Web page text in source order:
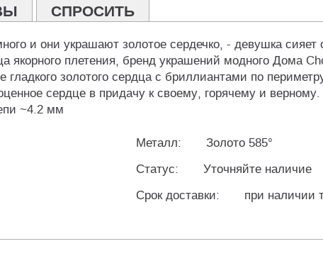
СПРОСИТЬ
и они украшают золотое сердечко, - девушка
якорного плетения, бренд украшений модного Дома
гладкого золотого сердца с бриллиантами по
сердце в придачу к своему, горячему и верному.
~4.2 мм
Металл:
Золото 585°
Статус:
Уточняйте наличие
Срок доставки: при наличии